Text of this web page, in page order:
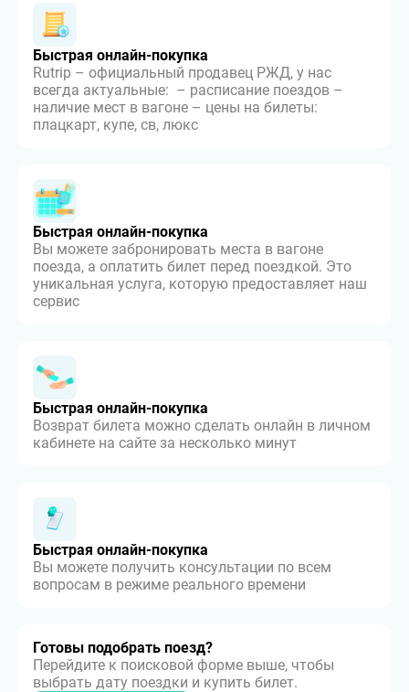
Быстрая онлайн-покупка
Rutrip – официальный продавец РЖД, у нас
всегда актуальные: – расписание поездов –
наличие мест в вагоне – цены на билеты:
плацкарт, купе, св, люкс
Быстрая онлайн-покупка
Вы можете забронировать места в вагоне
поезда, а оплатить билет перед поездкой. Это
уникальная услуга, которую предоставляет наш
сервис
Быстрая онлайн-покупка
Возврат билета можно сделать онлайн в личном
кабинете на сайте за несколько минут
Быстрая онлайн-покупка
Вы можете получить консультации по всем
вопросам в режиме реального времени
Готовы подобрать поезд?
Перейдите к поисковой форме выше, чтобы
выбрать дату поездки и купить билет.